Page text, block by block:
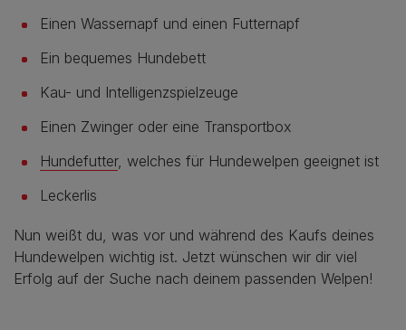
Einen Wassernapf und einen Futternapf
Ein bequemes Hundebett
Kau- und Intelligenzspielzeuge
Einen Zwinger oder eine Transportbox
Hundefutter, welches für Hundewelpen geeignet ist
Leckerlis
Nun weißt du, was vor und während des Kaufs deines
Hundewelpen wichtig ist. Jetzt wünschen wir dir viel
Erfolg auf der Suche nach deinem passenden Welpen!